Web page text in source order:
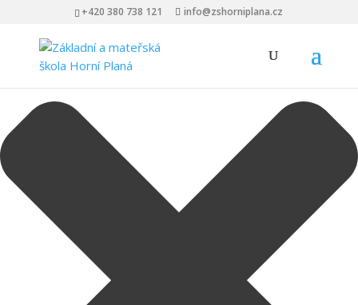
Spravovat Souhlas s cookies
+420 380 738 121 info@zshorniplana.cz